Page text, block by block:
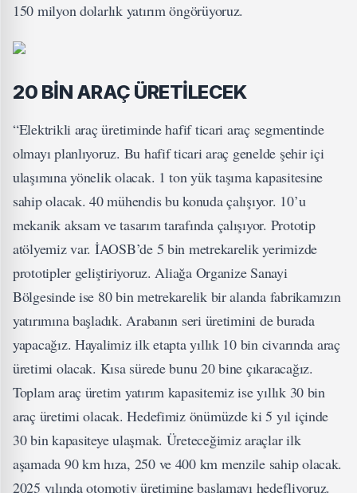
150 milyon dolarlık yatırım öngörüyoruz.
20 BİN ARAÇ ÜRETİLECEK
“Elektrikli araç üretiminde hafif ticari araç segmentinde
olmayı planlıyoruz. Bu hafif ticari araç genelde şehir içi
ulaşımına yönelik olacak. 1 ton yük taşıma kapasitesine
sahip olacak. 40 mühendis bu konuda çalışıyor. 10’u
mekanik aksam ve tasarım tarafında çalışıyor. Prototip
atölyemiz var. İAOSB’de 5 bin metrekarelik yerimizde
prototipler geliştiriyoruz. Aliağa Organize Sanayi
Bölgesinde ise 80 bin metrekarelik bir alanda fabrikamızın
yatırımına başladık. Arabanın seri üretimini de burada
yapacağız. Hayalimiz ilk etapta yıllık 10 bin civarında araç
üretimi olacak. Kısa sürede bunu 20 bine çıkaracağız.
Toplam araç üretim yatırım kapasitemiz ise yıllık 30 bin
araç üretimi olacak. Hedefimiz önümüzde ki 5 yıl içinde
30 bin kapasiteye ulaşmak. Üreteceğimiz araçlar ilk
aşamada 90 km hıza, 250 ve 400 km menzile sahip olacak.
2025 yılında otomotiv üretimine başlamayı hedefliyoruz.